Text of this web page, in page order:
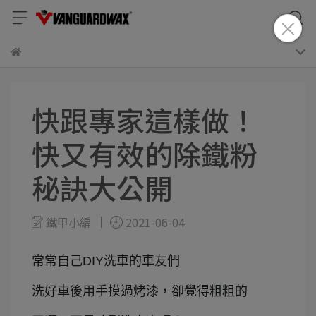
快跟專家這樣做！
快又有效的除鐵粉
秘訣大公開
鐵甲小編 2021-06-04
常常自己DIY洗車的車友們
洗好車後用手摸過烤漆，卻覺得粗粗的